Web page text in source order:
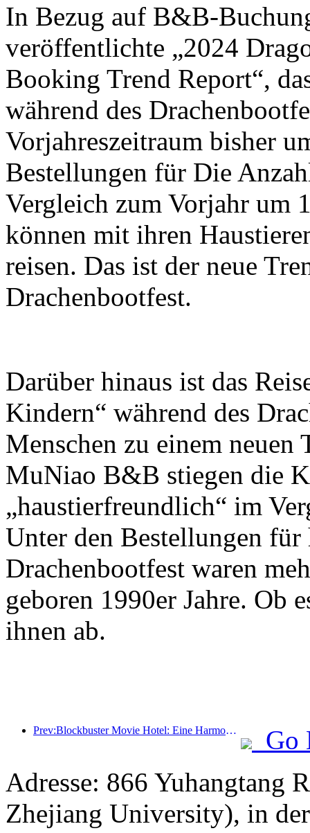
In Bezug auf B&B-
veröffentlichte „2024
Booking Trend Report“,
während des
Vorjahreszeitraum bisher
Bestellungen für Die
Vergleich zum Vorjahr um
können mit ihren
reisen. Das ist der neue
Drachenbootfest.
Darüber hinaus ist das
Kindern“ während des
Menschen zu einem
MuNiao B&B stiegen die
„haustierfreundlich“ im
Unter den Bestellungen
Drachenbootfest waren
geboren 1990er Jahre. Ob
ihnen ab.
Prev:Blockbuster Movie Hotel: Eine Harmonie aus Innovation und Vorteil
Go
Adresse: 866 Yuhangtang
Zhejiang University), in